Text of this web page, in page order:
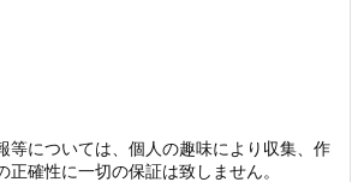
等については、個人の趣味により収集、作
確性に一切の保証は致しません。